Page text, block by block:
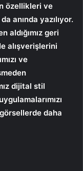
özellikleri ve
anında yazılıyor.
aldığımız geri
alışverişlerini
ve
dijital stil
daha